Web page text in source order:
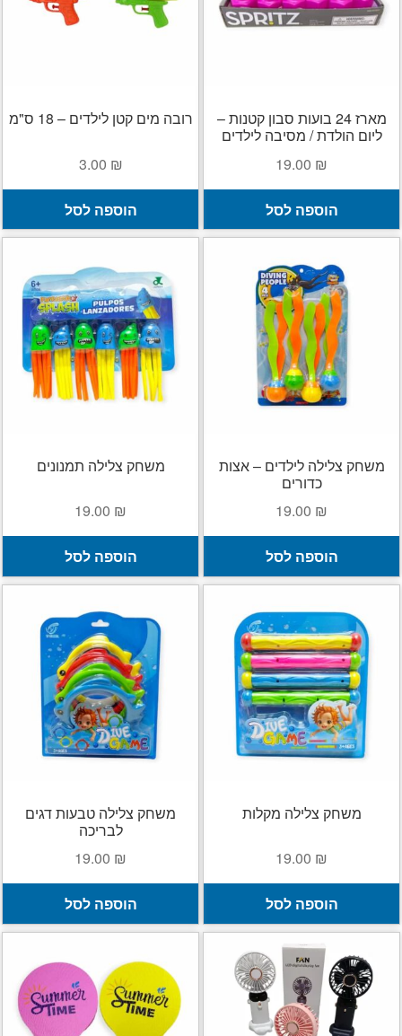
מארז 24 בועות סבון קטנות –
ליום הולדת / מסיבה לילדים
19.00 ₪
הוספה לסל
רובה מים קטן לילדים – 18 ס"מ
3.00 ₪
הוספה לסל
משחק צלילה לילדים – אצות
כדורים
19.00 ₪
הוספה לסל
משחק צלילה תמנונים
19.00 ₪
הוספה לסל
משחק צלילה מקלות
19.00 ₪
הוספה לסל
משחק צלילה טבעות דגים
לבריכה
19.00 ₪
הוספה לסל